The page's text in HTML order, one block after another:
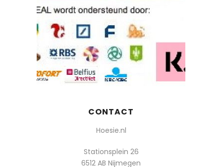
CONTACT
Hoesie.nl
Stationsplein 26
6512 AB Nijmegen